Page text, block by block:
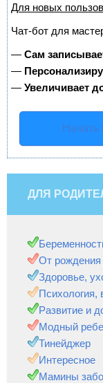
Для новых
Чат-бот для
— Сам
—
— Увеличивает
Начать
ДЛЯ
От рождения
Здоровье,
Психология,
Развитие и
Модный
Тинейджер
Интересное
Мамины